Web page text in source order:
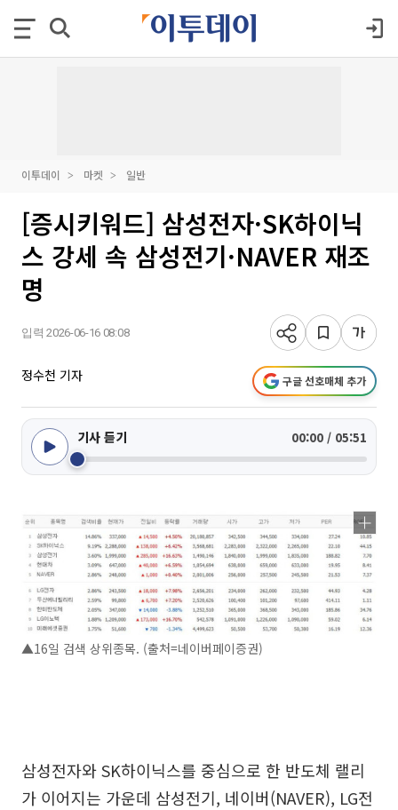
이투데이 마켓 일반
[증시키워드] 삼성전자·SK하이닉
스 강세 속 삼성전기·NAVER 재조
명
입력 2026-06-16 08:08
정수천 기자 구글 선호매체 추가
기사 듣기 00:00 / 05:51
▲16일 검색 상위종목. (출처=네이버페이증권)
삼성전자와 SK하이닉스를 중심으로 한 반도체 랠리
가 이어지는 가운데 삼성전기, 네이버(NAVER), LG전